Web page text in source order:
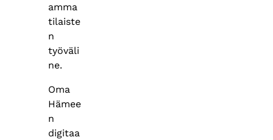
amma
tilaiste
n
työväli
ne.
Oma
Hämee
n
digitaa